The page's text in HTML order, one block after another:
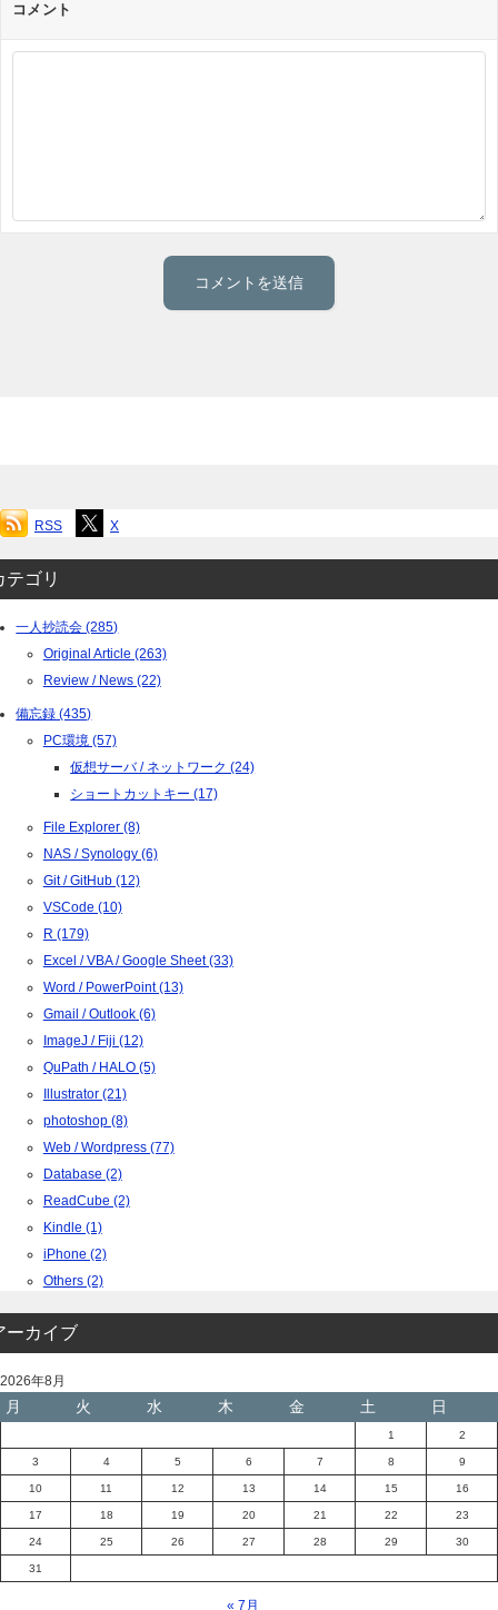
コメント
RSS X
テゴリ
一人抄読会 (285)
Original Article (263)
Review / News (22)
備忘録 (435)
PC環境 (57)
仮想サーバ / ネットワーク (24)
ショートカットキー (17)
File Explorer (8)
NAS / Synology (6)
Git / GitHub (12)
VSCode (10)
R (179)
Excel / VBA / Google Sheet (33)
Word / PowerPoint (13)
Gmail / Outlook (6)
ImageJ / Fiji (12)
QuPath / HALO (5)
Illustrator (21)
photoshop (8)
Web / Wordpress (77)
Database (2)
ReadCube (2)
Kindle (1)
iPhone (2)
Others (2)
ーカイブ
2026年8月
月 火 水 木 金 土 日
1 2
3 4 5 6 7 8 9
10 11 12 13 14 15 16
17 18 19 20 21 22 23
24 25 26 27 28 29 30
31
« 7月